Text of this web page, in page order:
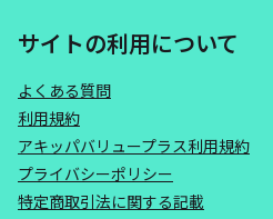
サイトの利用について
よくある質問
利用規約
アキッパバリュープラス利用規約
プライバシーポリシー
特定商取引法に関する記載